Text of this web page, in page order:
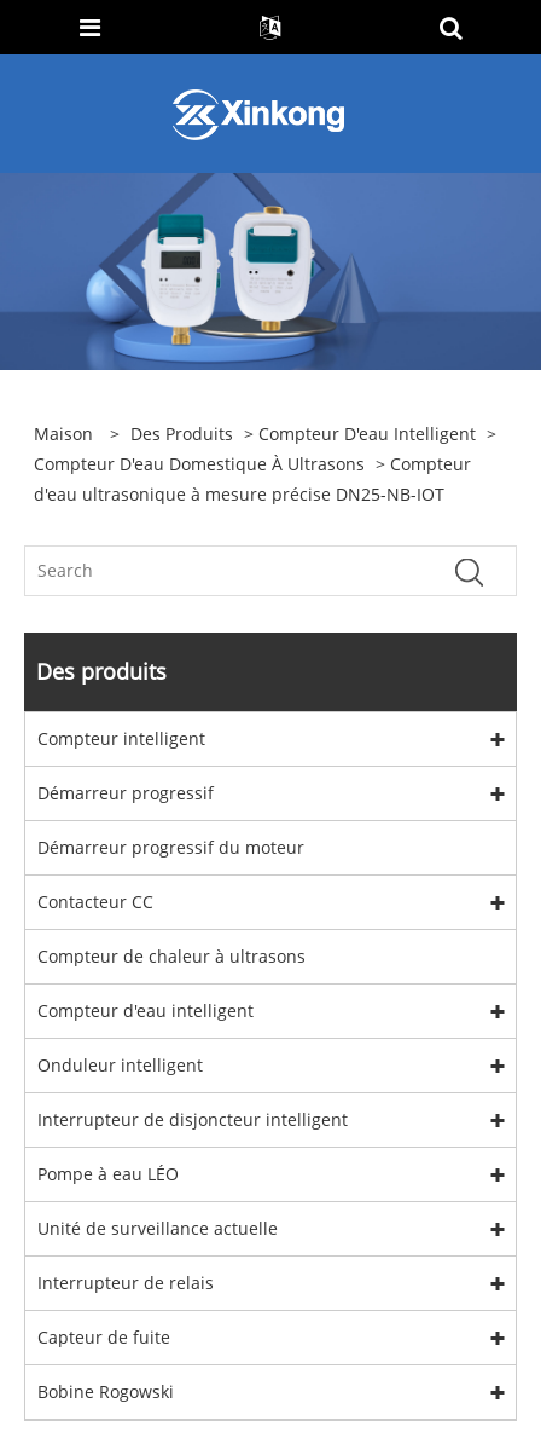
Maison > Des Produits > Compteur D'eau Intelligent >
Compteur D'eau Domestique À Ultrasons > Compteur
d'eau ultrasonique à mesure précise DN25-NB-IOT
Des produits
Compteur intelligent
Démarreur progressif
Démarreur progressif du moteur
Contacteur CC
Compteur de chaleur à ultrasons
Compteur d'eau intelligent
Onduleur intelligent
Interrupteur de disjoncteur intelligent
Pompe à eau LÉO
Unité de surveillance actuelle
Interrupteur de relais
Capteur de fuite
Bobine Rogowski